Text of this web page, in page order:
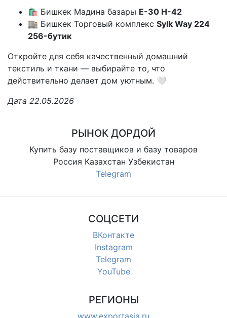
🛍 Бишкек Мадина базары Е-30 Н-42
🏬 Бишкек Торговый комплекс Sylk Way 224
256-бутик
Откройте для себя качественный домашний
текстиль и ткани — выбирайте то, что
действительно делает дом уютным. 🤍
Дата 22.05.2026
РЫНОК ДОРДОЙ
Купить базу поставщиков и базу товаров
Россия Казахстан Узбекистан
Telegram
СОЦСЕТИ
ВКонтакте
Instagram
Telegram
YouTube
РЕГИОНЫ